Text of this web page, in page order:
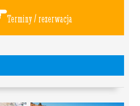
Terminy / rezerwacja